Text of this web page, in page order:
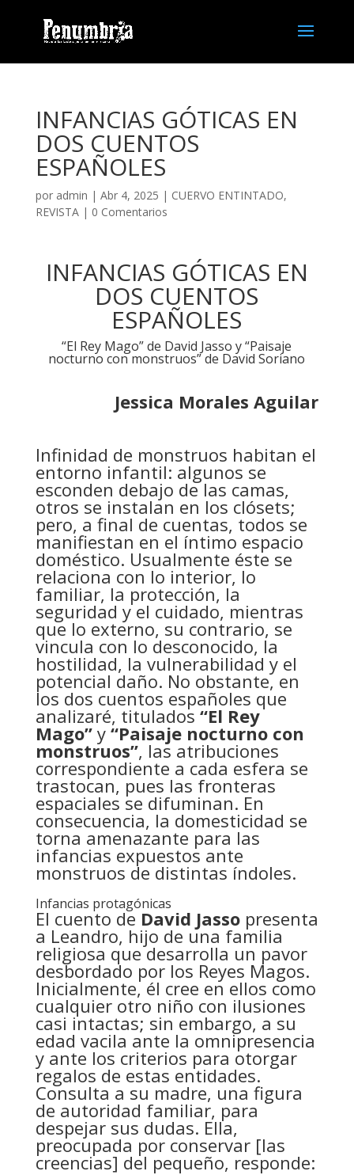
INFANCIAS GÓTICAS EN
DOS CUENTOS
ESPAÑOLES
por admin | Abr 4, 2025 | CUERVO ENTINTADO,
REVISTA| 0 Comentarios
INFANCIAS GÓTICAS EN
DOS CUENTOS
ESPAÑOLES
“El Rey Mago” de David Jasso y “Paisaje
nocturno con monstruos” de David Soriano
Jessica Morales Aguilar
Infinidad de monstruos habitan el
entorno infantil: algunos se
esconden debajo de las camas,
otros se instalan en los clósets;
pero, a final de cuentas, todos se
manifiestan en el íntimo espacio
doméstico. Usualmente éste se
relaciona con lo interior, lo
familiar, la protección, la
seguridad y el cuidado, mientras
que lo externo, su contrario, se
vincula con lo desconocido, la
hostilidad, la vulnerabilidad y el
potencial daño. No obstante, en
los dos cuentos españoles que
analizaré, titulados “El Rey
Mago”y “Paisaje nocturno con
monstruos”, las atribuciones
correspondiente a cada esfera se
trastocan, pues las fronteras
espaciales se difuminan. En
consecuencia, la domesticidad se
torna amenazante para las
infancias expuestos ante
monstruos de distintas índoles.
Infancias protagónicas
El cuento de David Jassopresenta
a Leandro, hijo de una familia
religiosa que desarrolla un pavor
desbordado por los Reyes Magos.
Inicialmente, él cree en ellos como
cualquier otro niño con ilusiones
casi intactas; sin embargo, a su
edad vacila ante la omnipresencia
y ante los criterios para otorgar
regalos de estas entidades.
Consulta a su madre, una figura
de autoridad familiar, para
despejar sus dudas. Ella,
preocupada por conservar [las
creencias] del pequeño, responde: